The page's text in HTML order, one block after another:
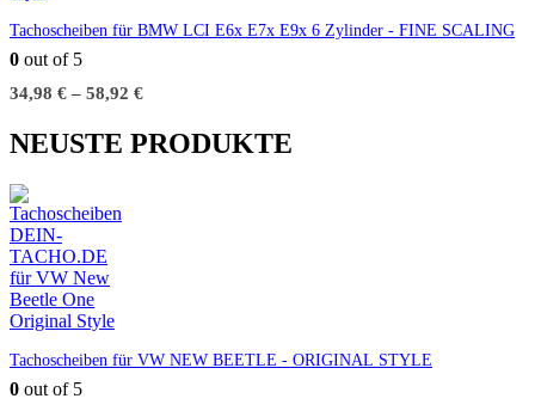
Tachoscheiben für BMW LCI E6x E7x E9x 6 Zylinder - FINE SCALING
0 out of 5
34,98 € – 58,92 €
NEUSTE PRODUKTE
Tachoscheiben für VW NEW BEETLE - ORIGINAL STYLE
0 out of 5